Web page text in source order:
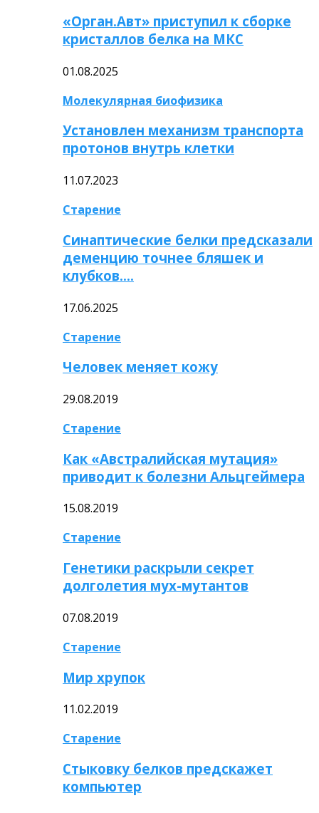
«Орган.Авт» приступил к сборке
кристаллов белка на МКС
01.08.2025
Молекулярная биофизика
Установлен механизм транспорта
протонов внутрь клетки
11.07.2023
Старение
Синаптические белки предсказали
деменцию точнее бляшек и
клубков….
17.06.2025
Старение
Человек меняет кожу
29.08.2019
Старение
Как «Австралийская мутация»
приводит к болезни Альцгеймера
15.08.2019
Старение
Генетики раскрыли секрет
долголетия мух-мутантов
07.08.2019
Старение
Мир хрупок
11.02.2019
Старение
Стыковку белков предскажет
компьютер